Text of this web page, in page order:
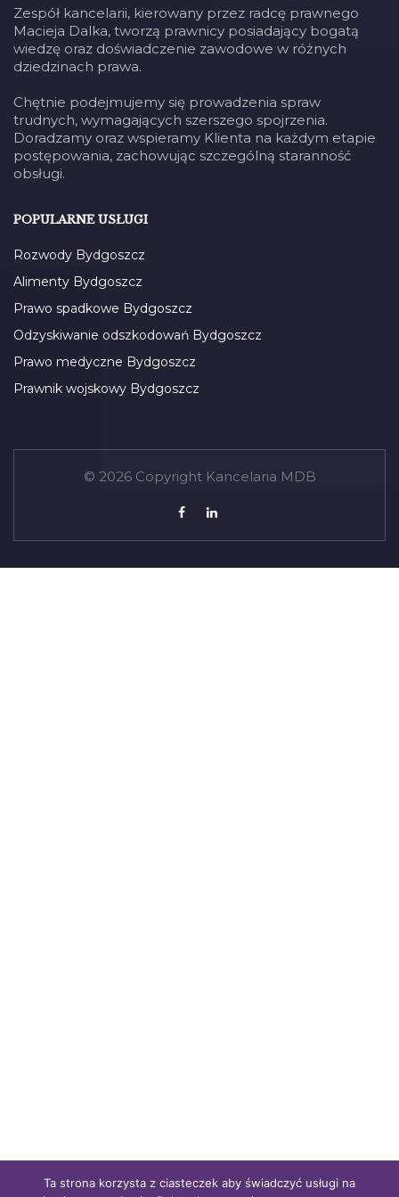
Zespół kancelarii, kierowany przez radcę prawnego
Macieja Dalka, tworzą prawnicy posiadający bogatą
wiedzę oraz doświadczenie zawodowe w różnych
dziedzinach prawa.
Chętnie podejmujemy się prowadzenia spraw
trudnych, wymagających szerszego spojrzenia.
Doradzamy oraz wspieramy Klienta na każdym etapie
postępowania, zachowując szczególną staranność
obsługi.
POPULARNE USŁUGI
Rozwody Bydgoszcz
Alimenty Bydgoszcz
Prawo spadkowe Bydgoszcz
Odzyskiwanie odszkodowań Bydgoszcz
Prawo medyczne Bydgoszcz
Prawnik wojskowy Bydgoszcz
© 2026 Copyright Kancelaria MDB
Ta strona korzysta z ciasteczek aby świadczyć usługi na